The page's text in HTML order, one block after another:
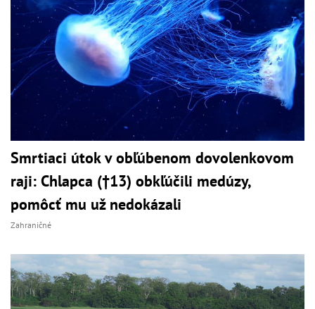
Smrtiaci útok v obľúbenom dovolenkovom
raji: Chlapca (†13) obkľúčili medúzy,
pomôcť mu už nedokázali
Zahraničné